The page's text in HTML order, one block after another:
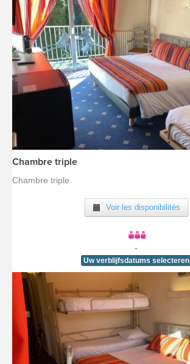
Chambre triple
Chambre triple
Voir les disponibilités
-
Uw verblijfsdatums selecteren